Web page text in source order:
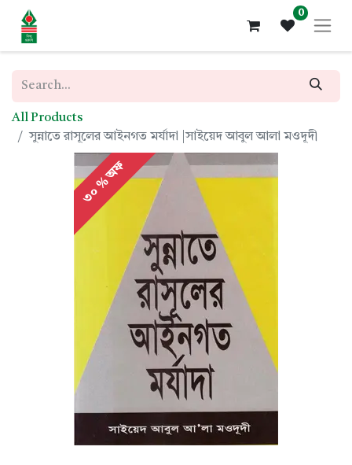
0
All Products
সুন্নাতে রাসূলের আইনগত মর্যাদা |সাইয়েদ আবুল আলা মওদূদী
৩০ % অফ